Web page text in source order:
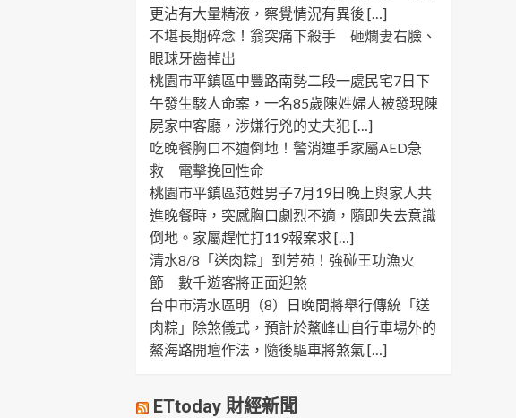
更沾有大量精液，察覺情況有異後 […]
不堪長期碎念！翁突痛下殺手 砸爛妻右臉、
眼球牙齒掉出
桃園市平鎮區中豐路南勢二段一處民宅7日下
午發生駭人命案，一名85歲陳姓婦人被發現陳
屍家中客廳，涉嫌行兇的丈夫犯 […]
吃晚餐胸口不適倒地！警消連手家屬AED急
救 電擊挽回性命
桃園市平鎮區范姓男子7月19日晚上與家人共
進晚餐時，突感胸口劇烈不適，隨即失去意識
倒地。家屬趕忙打119報案求 […]
清水8/8「送肉粽」到芳苑！強碰王功漁火
節 數千遊客將正面迎煞
台中市清水區明（8）日晚間將舉行傳統「送
肉粽」除煞儀式，預計於鰲峰山自行車場外的
鰲海路開壇作法，隨後驅車將煞氣 […]
ETtoday 財經新聞